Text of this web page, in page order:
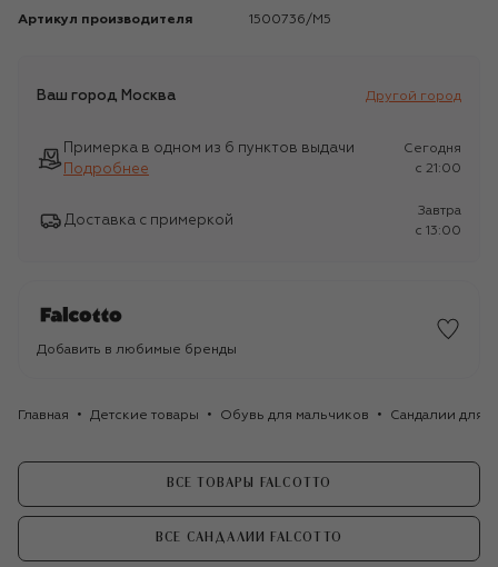
Артикул производителя 1500736/M5
Ваш город Москва Другой город
Примерка в одном из 6 пунктов выдачи
Подробнее
Сегодня
c 21:00
Доставка с примеркой
Завтра
c 13:00
Добавить в любимые бренды
Главная Детские товары Обувь для мальчиков Сандалии для
ВСЕ ТОВАРЫ FALCOTTO
ВСЕ САНДАЛИИ FALCOTTO